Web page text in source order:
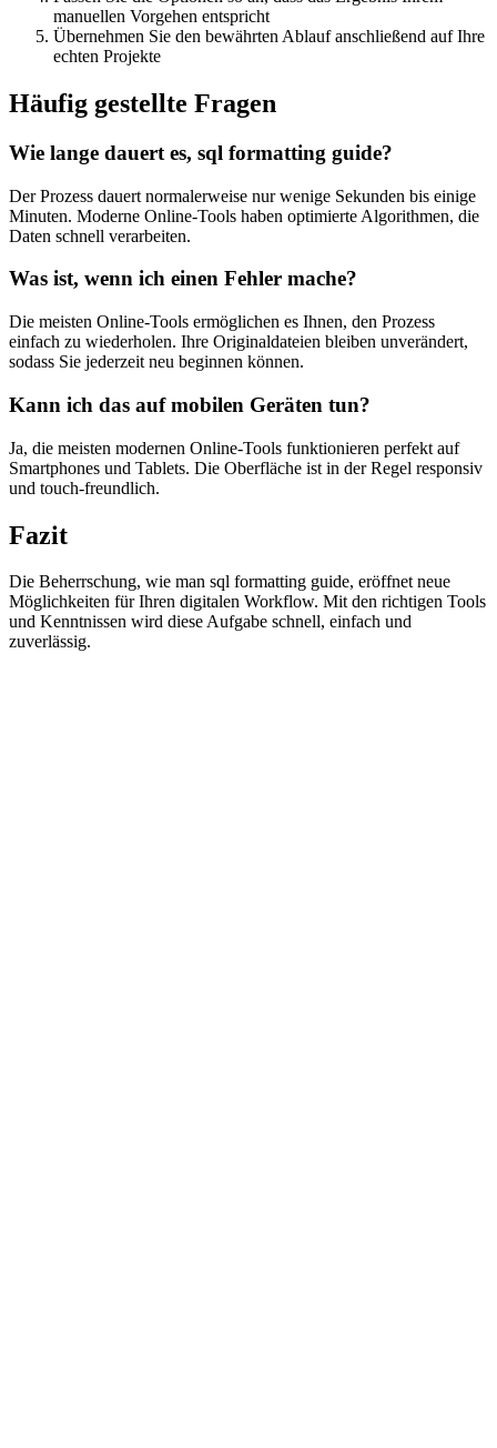
manuellen Vorgehen entspricht
Übernehmen Sie den bewährten Ablauf anschließend auf Ihre
echten Projekte
Häufig gestellte Fragen
Wie lange dauert es, sql formatting guide?
Der Prozess dauert normalerweise nur wenige Sekunden bis einige
Minuten. Moderne Online-Tools haben optimierte Algorithmen, die
Daten schnell verarbeiten.
Was ist, wenn ich einen Fehler mache?
Die meisten Online-Tools ermöglichen es Ihnen, den Prozess
einfach zu wiederholen. Ihre Originaldateien bleiben unverändert,
sodass Sie jederzeit neu beginnen können.
Kann ich das auf mobilen Geräten tun?
Ja, die meisten modernen Online-Tools funktionieren perfekt auf
Smartphones und Tablets. Die Oberfläche ist in der Regel responsiv
und touch-freundlich.
Fazit
Die Beherrschung, wie man sql formatting guide, eröffnet neue
Möglichkeiten für Ihren digitalen Workflow. Mit den richtigen Tools
und Kenntnissen wird diese Aufgabe schnell, einfach und
zuverlässig.